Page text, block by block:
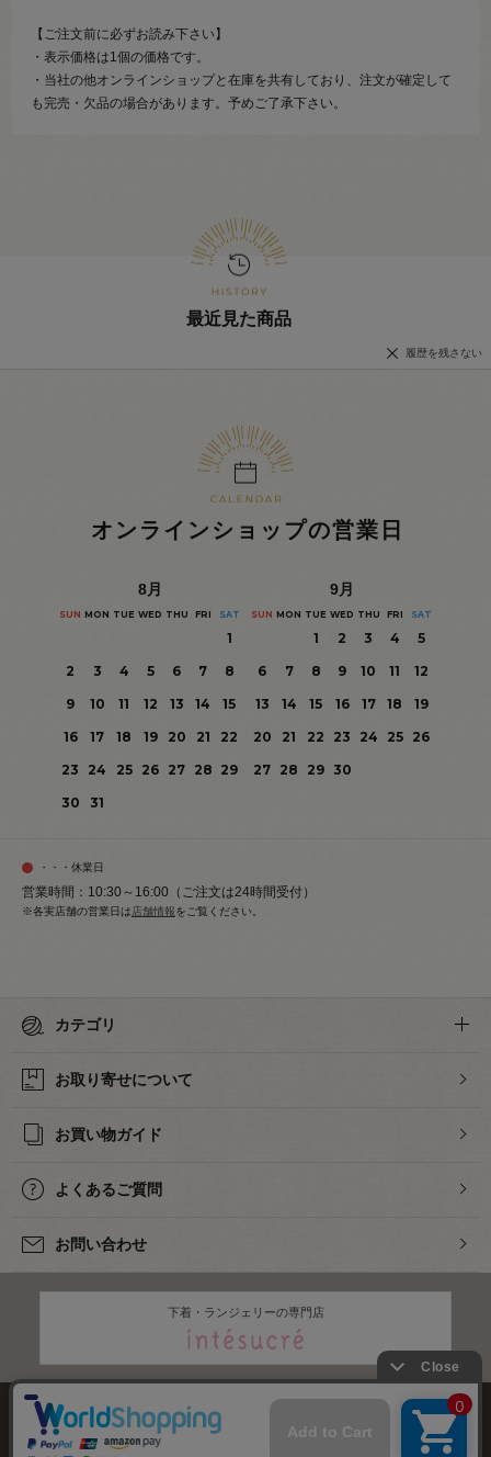
【ご注文前に必ずお読み下さい】
・表示価格は1個の価格です。
・当社の他オンラインショップと在庫を共有しており、注文が確定して
も完売・欠品の場合があります。予めご了承下さい。
最近見た商品
履歴を残さない
オンラインショップの営業日
8月
SUN MON TUE WED THU FRI SAT
1
2
3 4 5 6 7
8
9
10 11 12 13 14
15
16
17 18 19 20 21
22
23
24 25 26 27 28 29
30
31
9月
SUN MON TUE WED THU FRI SAT
1 2 3 4
5
6
7 8 9 10 11
12
13
14 15 16 17 18
19
20
21 22 23 24 25
26
27 28 29 30
・・・休業日
営業時間：10:30～16:00（ご注文は24時間受付）
※各実店舗の営業日は 店舗情報をご覧ください。
カテゴリ
お取り寄せについて
お買い物ガイド
よくあるご質問
お問い合わせ
下着・ランジェリーの専門店
株式会社オカダヤ